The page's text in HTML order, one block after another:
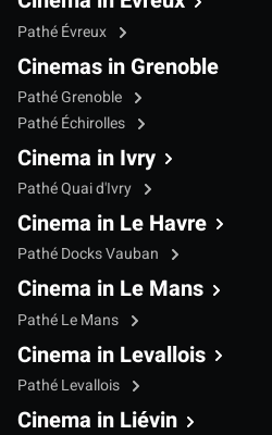
Pathé Évreux
Cinemas in Grenoble
Pathé Grenoble
Pathé Échirolles
Cinema in Ivry
Pathé Quai d'Ivry
Cinema in Le Havre
Pathé Docks Vauban
Cinema in Le Mans
Pathé Le Mans
Cinema in Levallois
Pathé Levallois
Cinema in Liévin